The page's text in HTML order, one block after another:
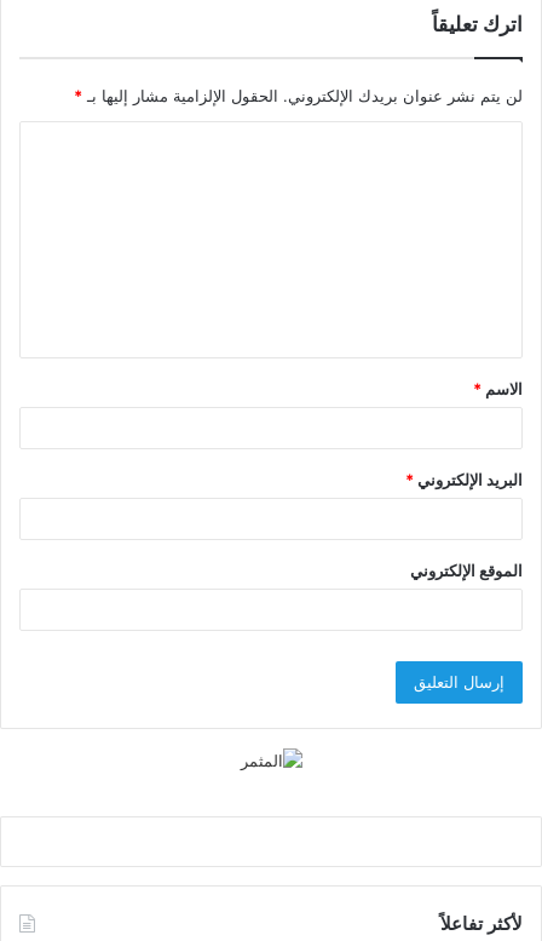
اترك تعليقاً
لن يتم نشر عنوان بريدك الإلكتروني. الحقول الإلزامية مشار إليها بـ*
ق
*
الاسم *
البريد الإلكتروني*
الموقع الإلكتروني
لأكثر تفاعلاً